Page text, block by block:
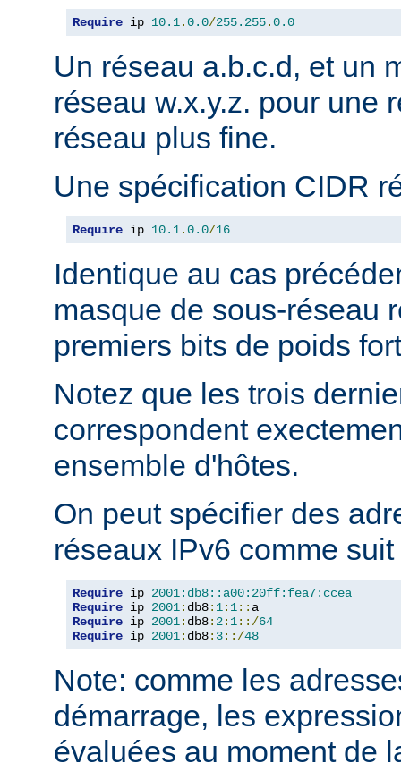
Require ip 10.1.0.0/255.255.0.0
Un réseau a.b.c.d, et un
réseau w.x.y.z. pour une
réseau plus fine.
Une spécification CIDR
Require ip 10.1.0.0/16
Identique au cas
masque de sous-réseau
premiers bits de poids
Notez que les trois
correspondent
ensemble d'hôtes.
On peut spécifier des
réseaux IPv6 comme suit
Require ip 2001:db8::a00:20ff:fea7:ccea
Require ip 2001: db8: 1: 1::
Require ip 2001: db8: 2: 1::/64
Require ip 2001: db8: 3::/48
Note: comme les
démarrage, les
évaluées au moment de